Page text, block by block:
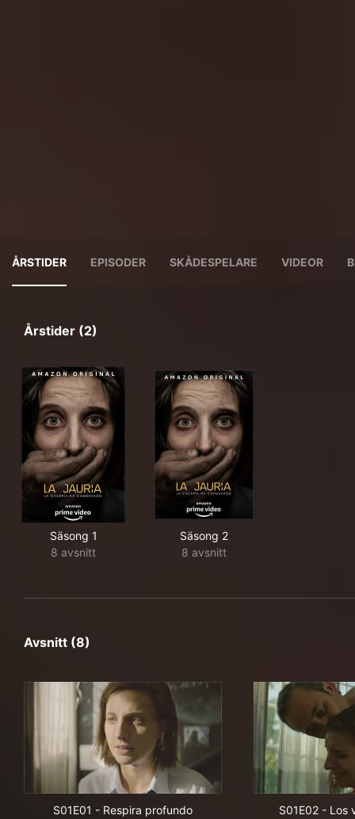
ÅRSTIDER EPISODER SKÅDESPELARE VIDEOR
Årstider (2)
Säsong 1
8 avsnitt
Säsong 2
8 avsnitt
Avsnitt (8)
S01E01 - Respira profundo
S01E02- Los